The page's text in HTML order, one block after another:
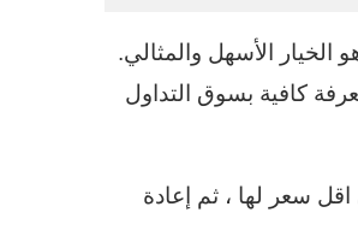
الأسهل والمثالي.
كافية بسوق التداول
سعر لها ، ثم إعادة